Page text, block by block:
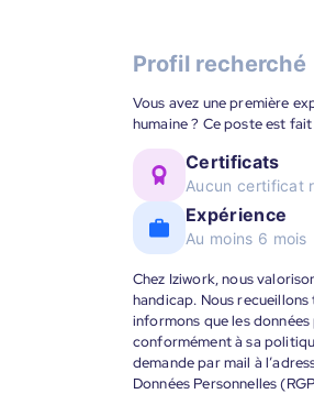
Profil recherché
Vous avez une première
humaine ? Ce poste est
Certificats
Aucun certificat
Expérience
Au moins 6 mois
Chez Iziwork, nous
handicap. Nous
informons que les
conformément à sa
demande par mail à
Données Personnelles